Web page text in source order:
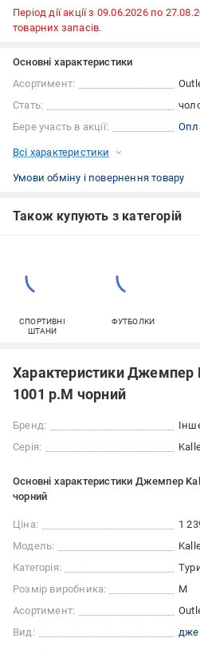
Період дії акції з 09.06.2026 по
товарних запасів.
Основні характеристики
Асортимент:
Стать:
Бере участь в акції:
Всі характеристики
Умови обміну і повернення товару
Також купують з категорій
СПОРТИВНІ
ШТАНИ
ФУТБОЛКИ
Характеристики Джемпер
1001 р.M чорний
Бренд:
Серія:
Основні характеристики Джемпер
чорний
Ціна:
1
Модель:
Категорія:
Розмір виробника:
M
Асортимент:
Вид: